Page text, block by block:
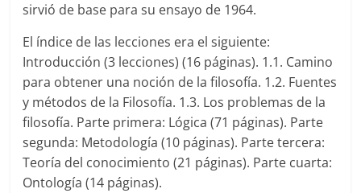
sirvió de base para su ensayo de 1964.
El índice de las lecciones era el siguiente:
Introducción (3 lecciones) (16 páginas). 1.1. Camino
para obtener una noción de la filosofía. 1.2. Fuentes
y métodos de la Filosofía. 1.3. Los problemas de la
filosofía. Parte primera: Lógica (71 páginas). Parte
segunda: Metodología (10 páginas). Parte tercera:
Teoría del conocimiento (21 páginas). Parte cuarta:
Ontología (14 páginas).